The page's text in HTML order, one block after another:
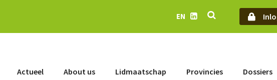
EN
Actueel About us Lidmaatschap Provincies Dossiers